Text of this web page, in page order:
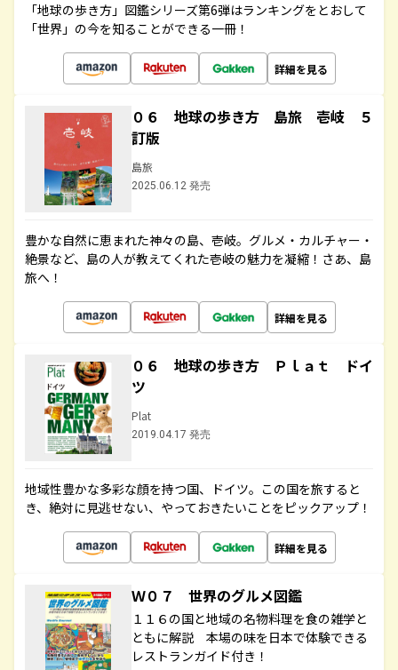
「地球の歩き方」図鑑シリーズ第6弾はランキングをとおして
「世界」の今を知ることができる一冊！
詳細を見る
０６ 地球の歩き方 島旅 壱岐 ５
訂版
島旅
2025.06.12 発売
豊かな自然に恵まれた神々の島、壱岐。グルメ・カルチャー・
絶景など、島の人が教えてくれた壱岐の魅力を凝縮！さあ、島
旅へ！
詳細を見る
０６ 地球の歩き方 Ｐｌａｔ ドイ
ツ
Plat
2019.04.17 発売
地域性豊かな多彩な顔を持つ国、ドイツ。この国を旅すると
き、絶対に見逃せない、やっておきたいことをピックアップ！
詳細を見る
Ｗ０７ 世界のグルメ図鑑
１１６の国と地域の名物料理を食の雑学と
ともに解説 本場の味を日本で体験できる
レストランガイド付き！